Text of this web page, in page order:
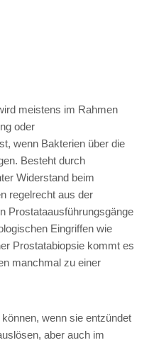
meistens im Rahmen
oder
wenn Bakterien über die
Besteht durch
Widerstand beim
regelrecht aus der
Prostataausführungsgänge
Eingriffen wie
Prostatabiopsie kommt es
manchmal zu einer
wenn sie entzündet
aber auch im